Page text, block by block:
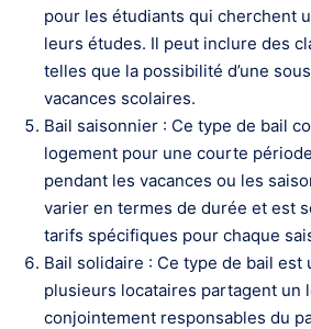
pour les étudiants qui cherchent
leurs études. Il peut inclure des
telles que la possibilité d’une
vacances scolaires.
Bail saisonnier : Ce type de bail
logement pour une courte
pendant les vacances ou les
varier en termes de durée et est
tarifs spécifiques pour chaque
Bail solidaire : Ce type de bail est
plusieurs locataires partagent un
conjointement responsables du